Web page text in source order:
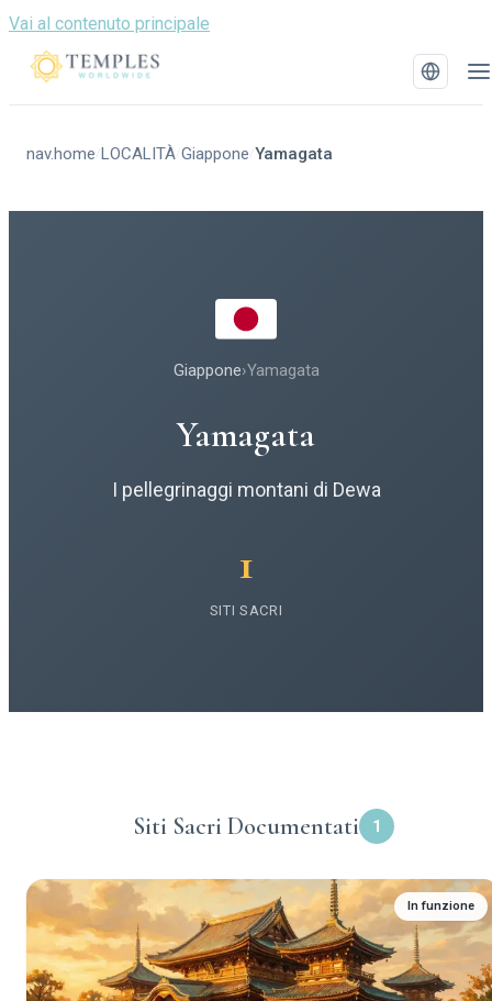
Vai al contenuto principale
nav.home /LOCALITÀ/Giappone /Yamagata
Giappone›Yamagata
Yamagata
I pellegrinaggi montani di Dewa
1
SITI SACRI
Siti Sacri Documentati 1
In funzione